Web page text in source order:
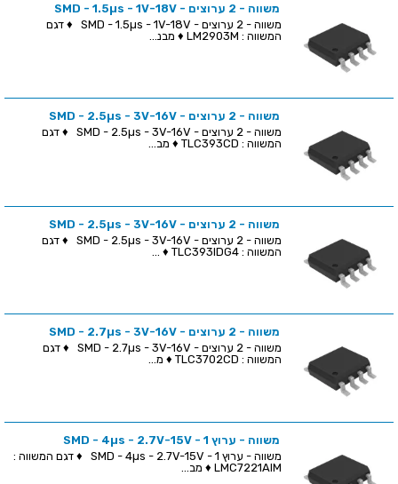
משווה - 2 ערוצים - SMD - 1.5µs - 1V-18V
משווה - 2 ערוצים - SMD - 1.5µs - 1V-18V ♦ דגם
המשווה : LM2903M ♦ מבנ...
משווה - 2 ערוצים - SMD - 2.5µs - 3V-16V
משווה - 2 ערוצים - SMD - 2.5µs - 3V-16V ♦ דגם
המשווה : TLC393CD ♦ מב...
משווה - 2 ערוצים - SMD - 2.5µs - 3V-16V
משווה - 2 ערוצים - SMD - 2.5µs - 3V-16V ♦ דגם
המשווה : TLC393IDG4 ♦ ...
משווה - 2 ערוצים - SMD - 2.7µs - 3V-16V
משווה - 2 ערוצים - SMD - 2.7µs - 3V-16V ♦ דגם
המשווה : TLC3702CD ♦ מ...
משווה - ערוץ 1 - SMD - 4µs - 2.7V-15V
משווה - ערוץ 1 - SMD - 4µs - 2.7V-15V ♦ דגם המשווה :
LMC7221AIM ♦ מב...